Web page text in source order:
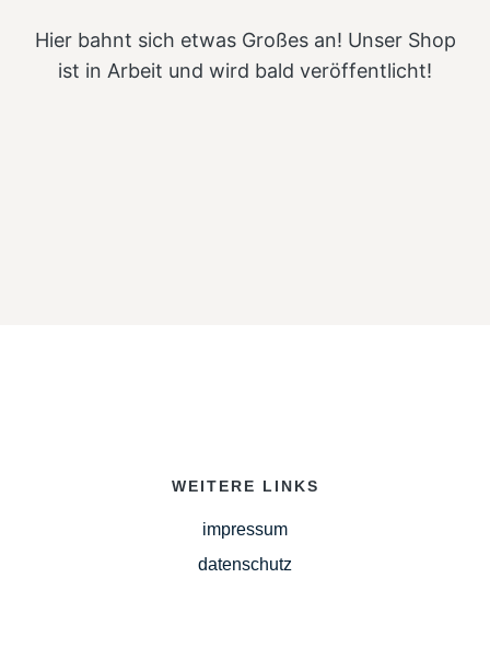
Hier bahnt sich etwas Großes an! Unser Shop
ist in Arbeit und wird bald veröffentlicht!
WEITERE LINKS
impressum
datenschutz